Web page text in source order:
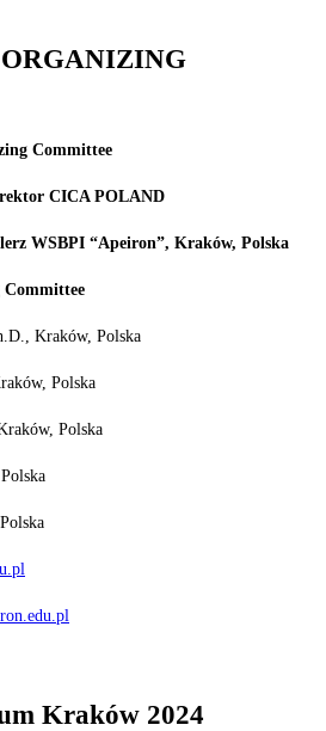
ORGANIZING
Committee
CICAPOLAND
WSBPI “Apeiron”, Kraków, Polska
Committee
Kraków, Polska
Polska
Polska
Polska
Polska
Kraków 2024